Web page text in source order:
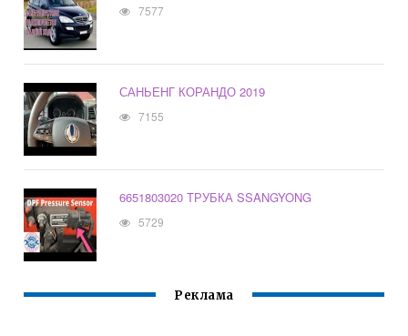
7577
САНЬЕНГ КОРАНДО 2019
7155
6651803020 ТРУБКА SSANGYONG
5729
Реклама